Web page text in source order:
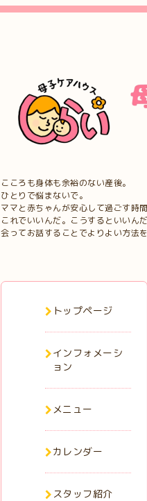
こころも身体も余裕のない産後。
ひとりで悩まないで。
ママと赤ちゃんが安心して過ごす時
これでいいんだ。こうするといいんだ
会ってお話することでよりよい方法
トップページ
インフォメーシ
ョン
メニュー
カレンダー
スタッフ紹介